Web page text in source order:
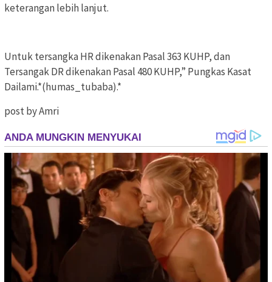
keterangan lebih lanjut.
Untuk tersangka HR dikenakan Pasal 363 KUHP, dan
Tersangak DR dikenakan Pasal 480 KUHP,” Pungkas Kasat
Dailami.*(humas_tubaba).*
post by Amri